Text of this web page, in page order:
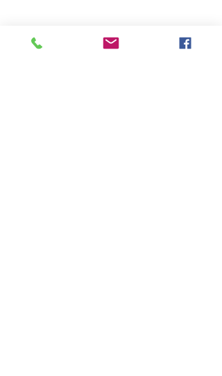
Para consultas o inquietudes, le invitamos a escribir a
nuestro correo electrónico. Su opinión es importante